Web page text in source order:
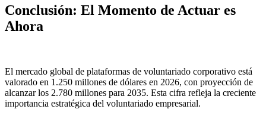
Conclusión: El Momento de Actuar es
Ahora
El mercado global de plataformas de voluntariado corporativo está
valorado en 1.250 millones de dólares en 2026, con proyección de
alcanzar los 2.780 millones para 2035. Esta cifra refleja la creciente
importancia estratégica del voluntariado empresarial.